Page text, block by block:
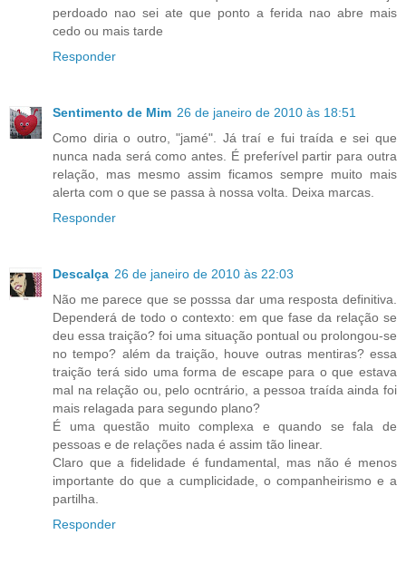
perdoado nao sei ate que ponto a ferida nao abre mais
cedo ou mais tarde
Responder
Sentimento de Mim 26 de janeiro de 2010 às 18:51
Como diria o outro, "jamé". Já traí e fui traída e sei que
nunca nada será como antes. É preferível partir para outra
relação, mas mesmo assim ficamos sempre muito mais
alerta com o que se passa à nossa volta. Deixa marcas.
Responder
Descalça 26 de janeiro de 2010 às 22:03
Não me parece que se posssa dar uma resposta definitiva.
Dependerá de todo o contexto: em que fase da relação se
deu essa traição? foi uma situação pontual ou prolongou-se
no tempo? além da traição, houve outras mentiras? essa
traição terá sido uma forma de escape para o que estava
mal na relação ou, pelo ocntrário, a pessoa traída ainda foi
mais relagada para segundo plano?
É uma questão muito complexa e quando se fala de
pessoas e de relações nada é assim tão linear.
Claro que a fidelidade é fundamental, mas não é menos
importante do que a cumplicidade, o companheirismo e a
partilha.
Responder